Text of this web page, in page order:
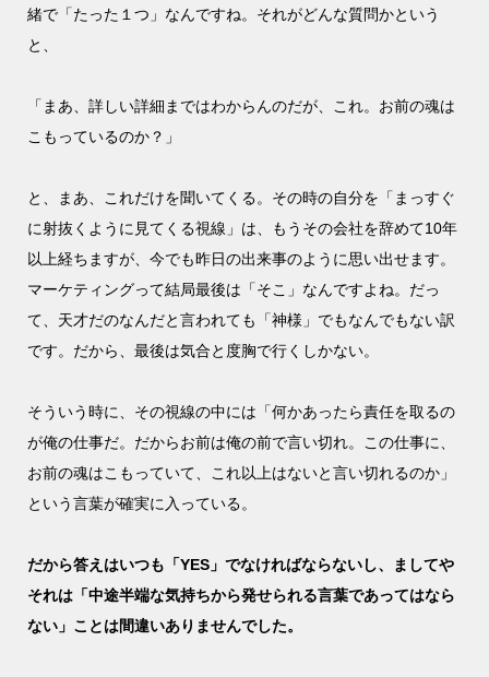
緒で「たった１つ」なんですね。それがどんな質問かという
と、
「まあ、詳しい詳細まではわからんのだが、これ。お前の魂は
こもっているのか？」
と、まあ、これだけを聞いてくる。その時の自分を「まっすぐ
に射抜くように見てくる視線」は、もうその会社を辞めて10年
以上経ちますが、今でも昨日の出来事のように思い出せます。
マーケティングって結局最後は「そこ」なんですよね。だっ
て、天才だのなんだと言われても「神様」でもなんでもない訳
です。だから、最後は気合と度胸で行くしかない。
そういう時に、その視線の中には「何かあったら責任を取るの
が俺の仕事だ。だからお前は俺の前で言い切れ。この仕事に、
お前の魂はこもっていて、これ以上はないと言い切れるのか」
という言葉が確実に入っている。
だから答えはいつも「YES」でなければならないし、ましてや
それは「中途半端な気持ちから発せられる言葉であってはなら
ない」ことは間違いありませんでした。